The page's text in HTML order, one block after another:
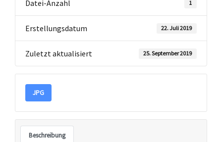
Datei-Anzahl 1
Erstellungsdatum 22. Juli 2019
Zuletzt aktualisiert 25. September 2019
JPG
Beschreibung